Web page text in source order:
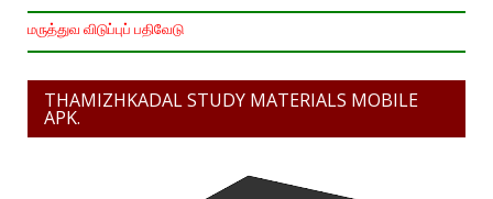
மருத்துவ விடுப்புப் பதிவேடு
THAMIZHKADAL STUDY MATERIALS MOBILE
APK.